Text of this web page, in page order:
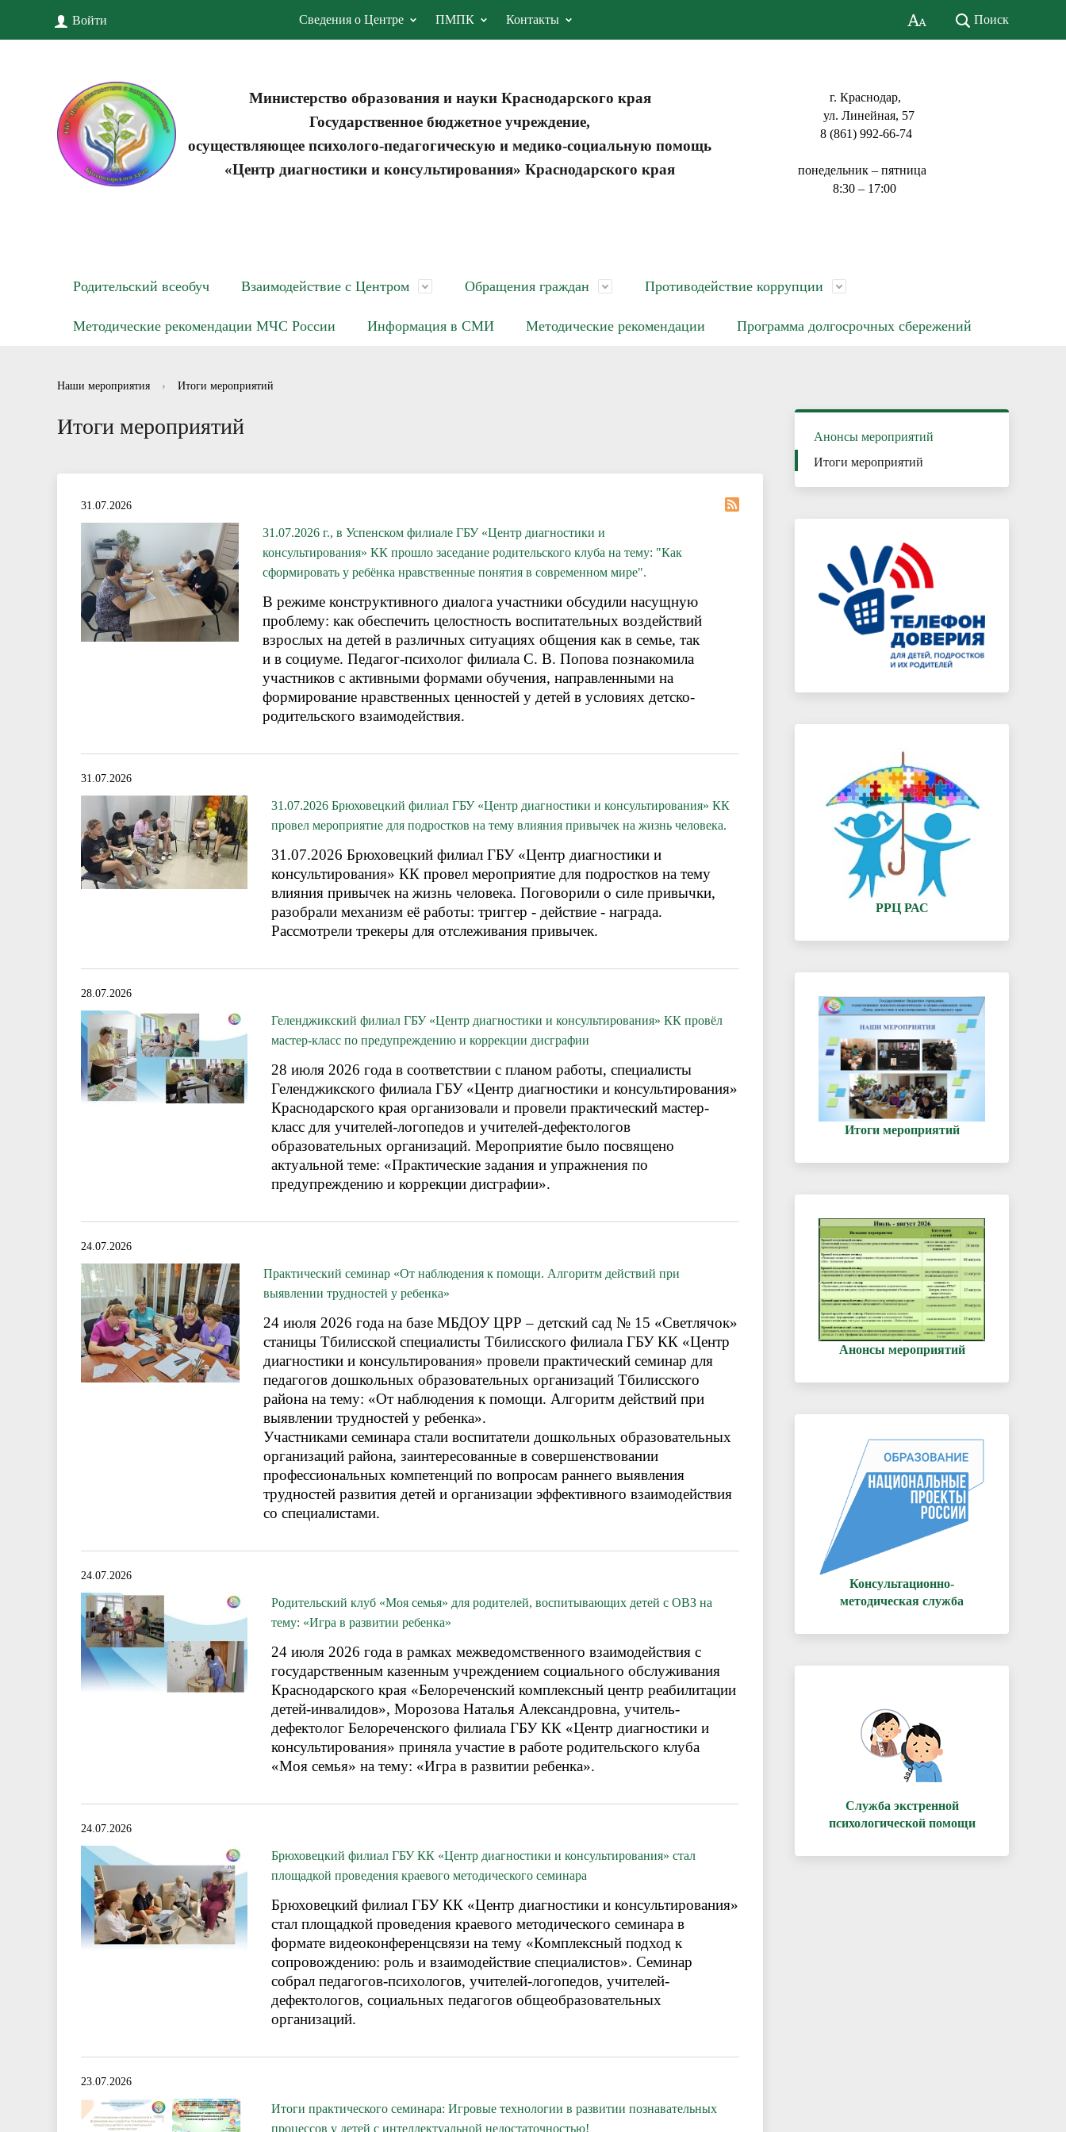
Войти Сведения о Центре ПМПК Контакты Поиск
Министерство образования и науки Краснодарского края
Государственное бюджетное учреждение,
осуществляющее психолого-педагогическую и медико-социальную помощь
«Центр диагностики и консультирования» Краснодарского края
г. Краснодар,
ул. Линейная, 57
8 (861) 992-66-74
понедельник – пятница
8:30 – 17:00
Родительский всеобуч Взаимодействие с Центром
Информационные буклеты для родителей
полезного отдыха
Обращения граждан
Отзывы
Противодействие коррупции
Нормативно правовые акты в сфере
Методические рекомендации МЧС России Информация в СМИ Методические рекомендации Программа долгосрочных сбережений
Наши мероприятия › Итоги мероприятий
Итоги мероприятий
31.07.2026
31.07.2026 г., в Успенском филиале ГБУ «Центр диагностики и
консультирования» КК прошло заседание родительского клуба на тему: "Как
сформировать у ребёнка нравственные понятия в современном мире".
В режиме конструктивного диалога участники обсудили насущную
проблему: как обеспечить целостность воспитательных воздействий
взрослых на детей в различных ситуациях общения как в семье, так
и в социуме. Педагог-психолог филиала С. В. Попова познакомила
участников с активными формами обучения, направленными на
формирование нравственных ценностей у детей в условиях детско-
родительского взаимодействия.
31.07.2026
31.07.2026 Брюховецкий филиал ГБУ «Центр диагностики и консультирования» КК
провел мероприятие для подростков на тему влияния привычек на жизнь человека.
31.07.2026 Брюховецкий филиал ГБУ «Центр диагностики и
консультирования» КК провел мероприятие для подростков на тему
влияния привычек на жизнь человека. Поговорили о силе привычки,
разобрали механизм её работы: триггер - действие - награда.
Рассмотрели трекеры для отслеживания привычек.
28.07.2026
Геленджикский филиал ГБУ «Центр диагностики и консультирования» КК провёл
мастер-класс по предупреждению и коррекции дисграфии
28 июля 2026 года в соответствии с планом работы, специалисты
Геленджикского филиала ГБУ «Центр диагностики и консультирования»
Краснодарского края организовали и провели практический мастер-
класс для учителей-логопедов и учителей-дефектологов
образовательных организаций. Мероприятие было посвящено
актуальной теме: «Практические задания и упражнения по
предупреждению и коррекции дисграфии».
24.07.2026
Практический семинар «От наблюдения к помощи. Алгоритм действий при
выявлении трудностей у ребенка»
24 июля 2026 года на базе МБДОУ ЦРР – детский сад № 15 «Светлячок»
станицы Тбилисской специалисты Тбилисского филиала ГБУ КК «Центр
диагностики и консультирования» провели практический семинар для
педагогов дошкольных образовательных организаций Тбилисского
района на тему: «От наблюдения к помощи. Алгоритм действий при
выявлении трудностей у ребенка».
Участниками семинара стали воспитатели дошкольных образовательных
организаций района, заинтересованные в совершенствовании
профессиональных компетенций по вопросам раннего выявления
трудностей развития детей и организации эффективного взаимодействия
со специалистами.
24.07.2026
Родительский клуб «Моя семья» для родителей, воспитывающих детей с ОВЗ на
тему: «Игра в развитии ребенка»
24 июля 2026 года в рамках межведомственного взаимодействия с
государственным казенным учреждением социального обслуживания
Краснодарского края «Белореченский комплексный центр реабилитации
детей-инвалидов», Морозова Наталья Александровна, учитель-
дефектолог Белореченского филиала ГБУ КК «Центр диагностики и
консультирования» приняла участие в работе родительского клуба
«Моя семья» на тему: «Игра в развитии ребенка».
24.07.2026
Брюховецкий филиал ГБУ КК «Центр диагностики и консультирования» стал
площадкой проведения краевого методического семинара
Брюховецкий филиал ГБУ КК «Центр диагностики и консультирования»
стал площадкой проведения краевого методического семинара в
формате видеоконференцсвязи на тему «Комплексный подход к
сопровождению: роль и взаимодействие специалистов». Семинар
собрал педагогов-психологов, учителей-логопедов, учителей-
дефектологов, социальных педагогов общеобразовательных
организаций.
23.07.2026
Итоги практического семинара: Игровые технологии в развитии познавательных
процессов у детей с интеллектуальной недостаточностью!
Анонсы мероприятий
Итоги мероприятий
РРЦ РАС
Итоги мероприятий
Анонсы мероприятий
Консультационно-
методическая служба
Служба экстренной
психологической помощи